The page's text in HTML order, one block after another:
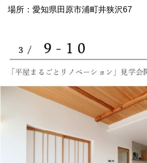
場所：愛知県田原市浦町井狭沢67